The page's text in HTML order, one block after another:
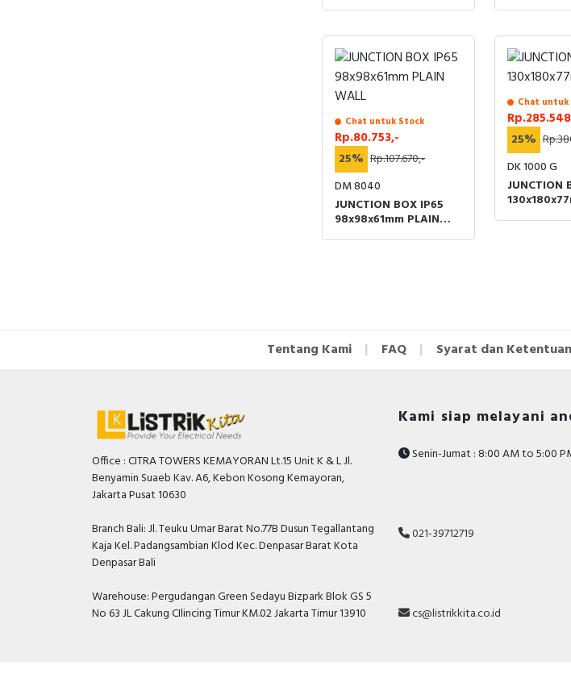
Chat untuk Stock
Rp.80.753,-
25% Rp.107.670,-
DM 8040
JUNCTION BOX IP65
98x98x61mm PLAIN
Chat untuk
25%
DK 1000 G
JUNCTION
Tentang Kami FAQ Syarat dan Ketentuan
Office : CITRA TOWERS KEMAYORAN Lt.15 Unit K & L Jl.
Benyamin Suaeb Kav. A6, Kebon Kosong Kemayoran,
Jakarta Pusat 10630
Branch Bali: Jl. Teuku Umar Barat No.77B Dusun Tegallantang
Kaja Kel. Padangsambian Klod Kec. Denpasar Barat Kota
Denpasar Bali
Warehouse: Pergudangan Green Sedayu Bizpark Blok GS 5
No 63 JL Cakung CIlincing Timur KM.02 Jakarta Timur 13910
Kami siap melayani
Senin-Jumat : 8:00 AM to 5:00
021-39712719
cs@listrikkita.co.id